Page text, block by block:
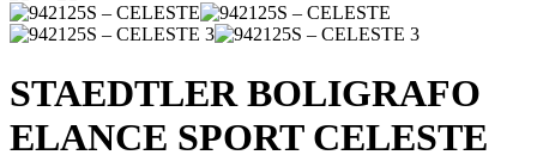
STAEDTLER BOLIGRAFO
ELANCE SPORT CELESTE